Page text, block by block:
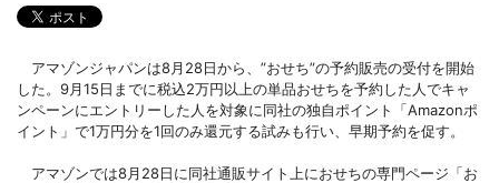
アマゾンジャパンは8月28日から、”おせち”の予約販売の受付を開始
した。9月15日までに税込2万円以上の単品おせちを予約した人でキャ
ンペーンにエントリーした人を対象に同社の独自ポイント「Amazonポ
イント」で1万円分を1回のみ還元する試みも行い、早期予約を促す。
アマゾンでは8月28日に同社通販サイト上におせちの専門ページ「お